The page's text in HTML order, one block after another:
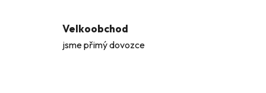
Velkoobchod
jsme přimý dovozce